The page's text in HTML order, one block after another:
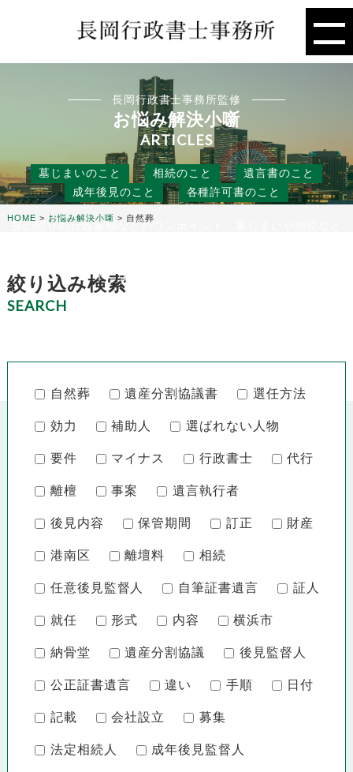
長岡行政書士事務所監修
お悩み解決小噺
ARTICLES
墓じまいのこと 相続のこと
遺言書のこと
成年後見のこと
各種許可書のこと
身の回りの行政書類などのワンポイント、墓じまいや相続など
ネになる小噺をお届けします。
HOME > お悩み解決小噺 > 自然葬
絞り込み検索
SEARCH
自然葬 遺産分割協議書 選任方法
効力 補助人 選ばれない人物
要件 マイナス 行政書士 代行
離檀 事案 遺言執行者
後見内容 保管期間 訂正 財産
港南区 離壇料 相続
任意後見監督人 自筆証書遺言 証人
就任 形式 内容 横浜市
納骨堂 遺産分割協議 後見監督人
公正証書遺言 違い 手順 日付
記載 会社設立 募集
法定相続人 成年後見監督人